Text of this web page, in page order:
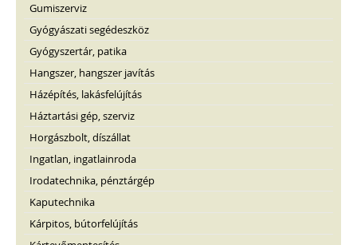
Gumiszerviz
Gyógyászati segédeszköz
Gyógyszertár, patika
Hangszer, hangszer javítás
Házépítés, lakásfelújítás
Háztartási gép, szerviz
Horgászbolt, díszállat
Ingatlan, ingatlainroda
Irodatechnika, pénztárgép
Kaputechnika
Kárpitos, bútorfelújítás